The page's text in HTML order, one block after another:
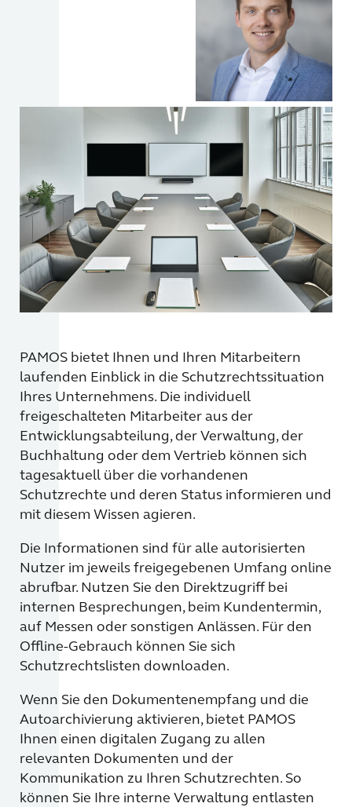
PAMOS bietet Ihnen und Ihren Mitarbeitern
laufenden Einblick in die Schutzrechtssituation
Ihres Unternehmens. Die individuell
freigeschalteten Mitarbeiter aus der
Entwicklungsabteilung, der Verwaltung, der
Buchhaltung oder dem Vertrieb können sich
tagesaktuell über die vorhandenen
Schutzrechte und deren Status informieren und
mit diesem Wissen agieren.
Die Informationen sind für alle autorisierten
Nutzer im jeweils freigegebenen Umfang online
abrufbar. Nutzen Sie den Direktzugriff bei
internen Besprechungen, beim Kundentermin,
auf Messen oder sonstigen Anlässen. Für den
Offline-Gebrauch können Sie sich
Schutzrechtslisten downloaden.
Wenn Sie den Dokumentenempfang und die
Autoarchivierung aktivieren, bietet PAMOS
Ihnen einen digitalen Zugang zu allen
relevanten Dokumenten und der
Kommunikation zu Ihren Schutzrechten. So
können Sie Ihre interne Verwaltung entlasten